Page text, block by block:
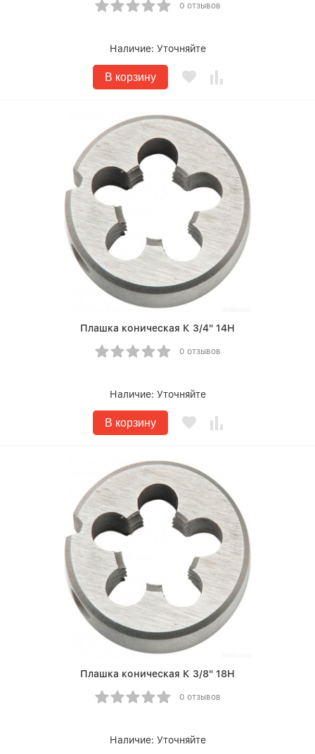
0 отзывов
Наличие: Уточняйте
В корзину
Плашка коническая К 3/4" 14Н
0 отзывов
Наличие: Уточняйте
В корзину
Плашка коническая К 3/8" 18Н
0 отзывов
Наличие: Уточняйте